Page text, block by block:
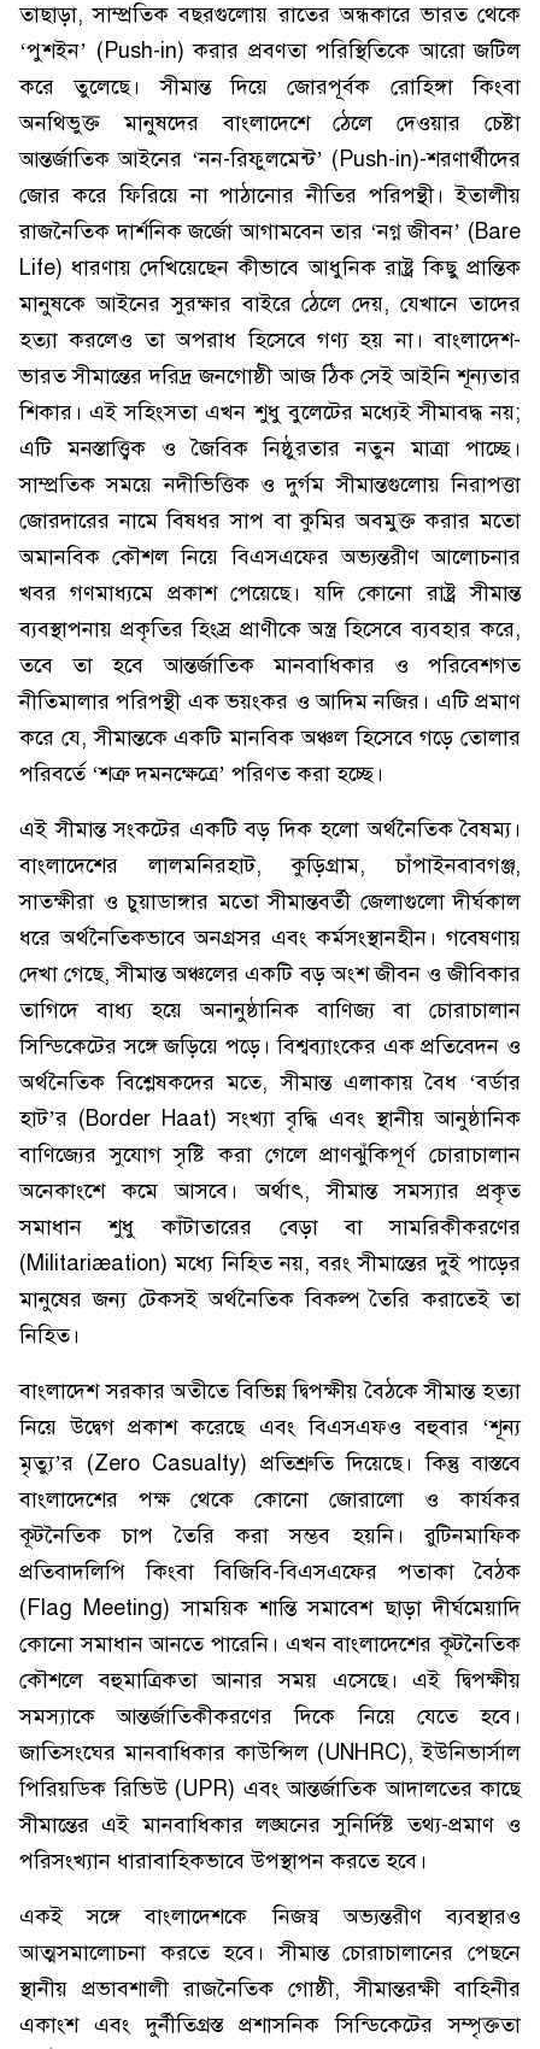
তাছাড়া, সাম্প্রতিক বছরগুলোয় রাতের অন্ধকারে ভারত থেকে
‘পুশইন’ (Push-in) করার প্রবণতা পরিস্থিতিকে আরো জটিল
করে তুলেছে। সীমান্ত দিয়ে জোরপূর্বক রোহিঙ্গা কিংবা
অনথিভুক্ত মানুষদের বাংলাদেশে ঠেলে দেওয়ার চেষ্টা
আন্তর্জাতিক আইনের ‘নন-রিফুলমেন্ট’ (Push-in)-শরণার্থীদের
জোর করে ফিরিয়ে না পাঠানোর নীতির পরিপন্থী। ইতালীয়
রাজনৈতিক দার্শনিক জর্জো আগামবেন তার ‘নগ্ন জীবন’ (Bare
Life) ধারণায় দেখিয়েছেন কীভাবে আধুনিক রাষ্ট্র কিছু প্রান্তিক
মানুষকে আইনের সুরক্ষার বাইরে ঠেলে দেয়, যেখানে তাদের
হত্যা করলেও তা অপরাধ হিসেবে গণ্য হয় না। বাংলাদেশ-
ভারত সীমান্তের দরিদ্র জনগোষ্ঠী আজ ঠিক সেই আইনি শূন্যতার
শিকার। এই সহিংসতা এখন শুধু বুলেটের মধ্যেই সীমাবদ্ধ নয়;
এটি মনস্তাত্ত্বিক ও জৈবিক নিষ্ঠুরতার নতুন মাত্রা পাচ্ছে।
সাম্প্রতিক সময়ে নদীভিত্তিক ও দুর্গম সীমান্তগুলোয় নিরাপত্তা
জোরদারের নামে বিষধর সাপ বা কুমির অবমুক্ত করার মতো
অমানবিক কৌশল নিয়ে বিএসএফের অভ্যন্তরীণ আলোচনার
খবর গণমাধ্যমে প্রকাশ পেয়েছে। যদি কোনো রাষ্ট্র সীমান্ত
ব্যবস্থাপনায় প্রকৃতির হিংস্র প্রাণীকে অস্ত্র হিসেবে ব্যবহার করে,
তবে তা হবে আন্তর্জাতিক মানবাধিকার ও পরিবেশগত
নীতিমালার পরিপন্থী এক ভয়ংকর ও আদিম নজির। এটি প্রমাণ
করে যে, সীমান্তকে একটি মানবিক অঞ্চল হিসেবে গড়ে তোলার
পরিবর্তে ‘শত্রু দমনক্ষেত্রে’ পরিণত করা হচ্ছে।
এই সীমান্ত সংকটের একটি বড় দিক হলো অর্থনৈতিক বৈষম্য।
বাংলাদেশের লালমনিরহাট, কুড়িগ্রাম, চাঁপাইনবাবগঞ্জ,
সাতক্ষীরা ও চুয়াডাঙ্গার মতো সীমান্তবর্তী জেলাগুলো দীর্ঘকাল
ধরে অর্থনৈতিকভাবে অনগ্রসর এবং কর্মসংস্থানহীন। গবেষণায়
দেখা গেছে, সীমান্ত অঞ্চলের একটি বড় অংশ জীবন ও জীবিকার
তাগিদে বাধ্য হয়ে অনানুষ্ঠানিক বাণিজ্য বা চোরাচালান
সিন্ডিকেটের সঙ্গে জড়িয়ে পড়ে। বিশ্বব্যাংকের এক প্রতিবেদন ও
অর্থনৈতিক বিশ্লেষকদের মতে, সীমান্ত এলাকায় বৈধ ‘বর্ডার
হাট’র (Border Haat) সংখ্যা বৃদ্ধি এবং স্থানীয় আনুষ্ঠানিক
বাণিজ্যের সুযোগ সৃষ্টি করা গেলে প্রাণঝুঁকিপূর্ণ চোরাচালান
অনেকাংশে কমে আসবে। অর্থাৎ, সীমান্ত সমস্যার প্রকৃত
সমাধান শুধু কাঁটাতারের বেড়া বা সামরিকীকরণের
(Militariæation) মধ্যে নিহিত নয়, বরং সীমান্তের দুই পাড়ের
মানুষের জন্য টেকসই অর্থনৈতিক বিকল্প তৈরি করাতেই তা
নিহিত।
বাংলাদেশ সরকার অতীতে বিভিন্ন দ্বিপক্ষীয় বৈঠকে সীমান্ত হত্যা
নিয়ে উদ্বেগ প্রকাশ করেছে এবং বিএসএফও বহুবার ‘শূন্য
মৃত্যু’র (Zero Casualty) প্রতিশ্রুতি দিয়েছে। কিন্তু বাস্তবে
বাংলাদেশের পক্ষ থেকে কোনো জোরালো ও কার্যকর
কূটনৈতিক চাপ তৈরি করা সম্ভব হয়নি। রুটিনমাফিক
প্রতিবাদলিপি কিংবা বিজিবি-বিএসএফের পতাকা বৈঠক
(Flag Meeting) সাময়িক শান্তি সমাবেশ ছাড়া দীর্ঘমেয়াদি
কোনো সমাধান আনতে পারেনি। এখন বাংলাদেশের কূটনৈতিক
কৌশলে বহুমাত্রিকতা আনার সময় এসেছে। এই দ্বিপক্ষীয়
সমস্যাকে আন্তর্জাতিকীকরণের দিকে নিয়ে যেতে হবে।
জাতিসংঘের মানবাধিকার কাউন্সিল (UNHRC), ইউনিভার্সাল
পিরিয়ডিক রিভিউ (UPR) এবং আন্তর্জাতিক আদালতের কাছে
সীমান্তের এই মানবাধিকার লঙ্ঘনের সুনির্দিষ্ট তথ্য-প্রমাণ ও
পরিসংখ্যান ধারাবাহিকভাবে উপস্থাপন করতে হবে।
একই সঙ্গে বাংলাদেশকে নিজস্ব অভ্যন্তরীণ ব্যবস্থারও
আত্মসমালোচনা করতে হবে। সীমান্ত চোরাচালানের পেছনে
স্থানীয় প্রভাবশালী রাজনৈতিক গোষ্ঠী, সীমান্তরক্ষী বাহিনীর
একাংশ এবং দুর্নীতিগ্রস্ত প্রশাসনিক সিন্ডিকেটের সম্পৃক্ততা